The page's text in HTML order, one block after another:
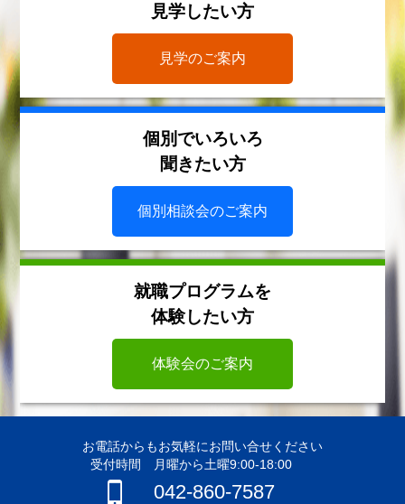
見学したい方
見学のご案内
個別でいろいろ
聞きたい方
個別相談会のご案内
就職プログラムを
体験したい方
体験会のご案内
お電話からもお気軽にお問い合せください
受付時間 月曜から土曜9:00-18:00
042-860-7587